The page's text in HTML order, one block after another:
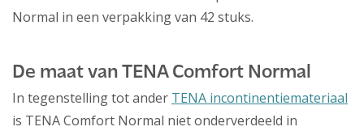
Normal in een verpakking van 42 stuks.
De maat van TENA Comfort Normal
In tegenstelling tot ander TENA incontinentiemateriaal
is TENA Comfort Normal niet onderverdeeld in